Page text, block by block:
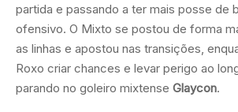
partida e passando a ter mais posse de
ofensivo. O Mixto se postou de forma
as linhas e apostou nas transições,
Roxo criar chances e levar perigo ao
parando no goleiro mixtense Glaycon.